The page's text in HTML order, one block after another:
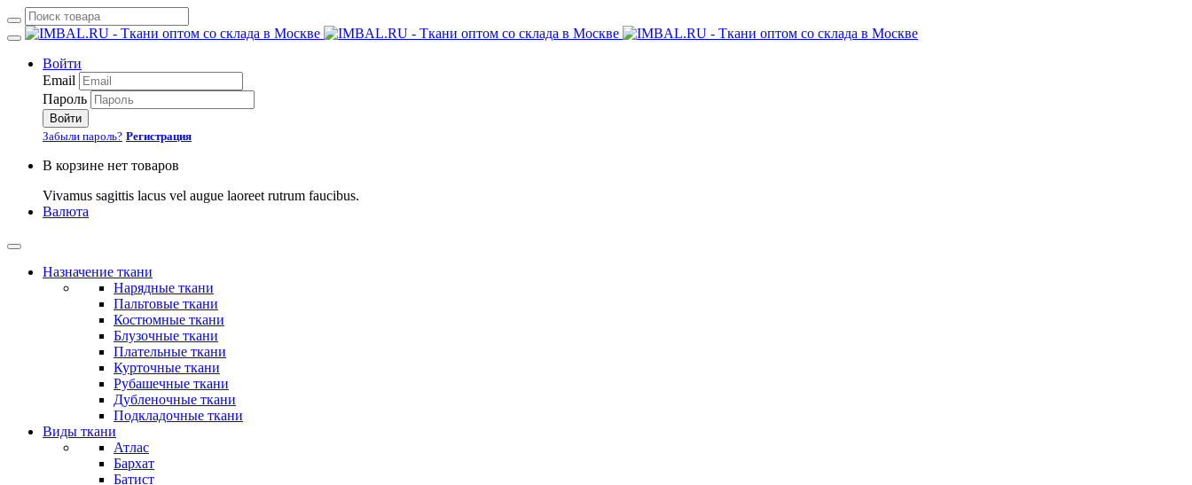
Войти
Email
Пароль
Войти
Забыли пароль? Регистрация
В корзине нет товаров
Vivamus sagittis lacus vel augue laoreet rutrum faucibus.
Валюта
Назначение ткани
Нарядные ткани
Пальтовые ткани
Костюмные ткани
Блузочные ткани
Плательные ткани
Курточные ткани
Рубашечные ткани
Дубленочные ткани
Подкладочные ткани
Виды ткани
Атлас
Бархат
Батист